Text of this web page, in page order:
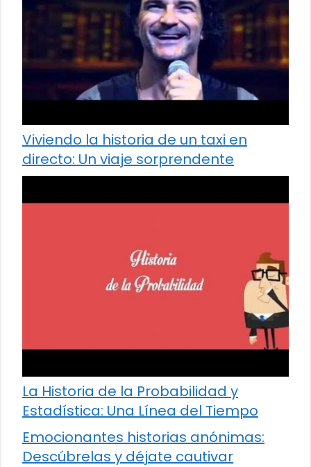
Viviendo la historia de un taxi en
directo: Un viaje sorprendente
La Historia de la Probabilidad y
Estadística: Una Línea del Tiempo
Emocionantes historias anónimas:
Descúbrelas y déjate cautivar